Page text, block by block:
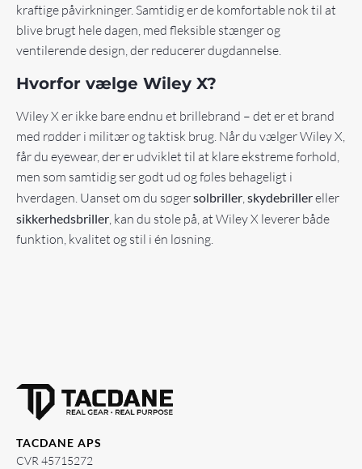
kraftige påvirkninger. Samtidig er de komfortable nok til at
blive brugt hele dagen, med fleksible stænger og
ventilerende design, der reducerer dugdannelse.
Hvorfor vælge Wiley X?
Wiley X er ikke bare endnu et brillebrand – det er et brand
med rødder i militær og taktisk brug. Når du vælger Wiley X,
får du eyewear, der er udviklet til at klare ekstreme forhold,
men som samtidig ser godt ud og føles behageligt i
hverdagen. Uanset om du søgersolbriller skydebrillereller
sikkerhedsbriller , kan du stole på, at Wiley X leverer både
funktion, kvalitet og stil i én løsning.
TACDANE APS
CVR 45715272